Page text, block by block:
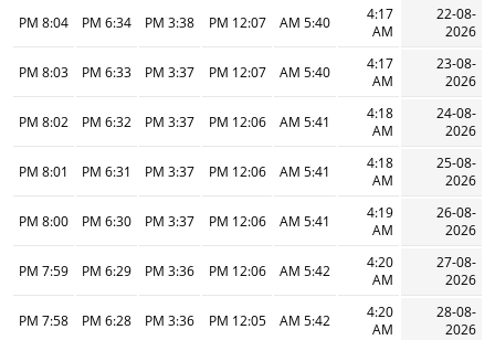
22-08-
2026
4:17
AM
5:40 AM
12:07 PM
3:38 PM
6:34 PM
8:04 PM
23-08-
2026
4:17
AM
5:40 AM
12:07 PM
3:37 PM
6:33 PM
8:03 PM
24-08-
2026
4:18
AM
5:41 AM
12:06 PM
3:37 PM
6:32 PM
8:02 PM
25-08-
2026
4:18
AM
5:41 AM
12:06 PM
3:37 PM
6:31 PM
8:01 PM
26-08-
2026
4:19
AM
5:41 AM
12:06 PM
3:37 PM
6:30 PM
8:00 PM
27-08-
2026
4:20
AM
5:42 AM
12:06 PM
3:36 PM
6:29 PM
7:59 PM
28-08-
2026
4:20
AM
5:42 AM
12:05 PM
3:36 PM
6:28 PM
7:58 PM